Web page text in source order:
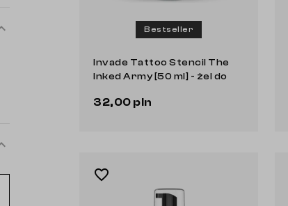
Bestseller
Invade Tattoo Stencil The
Inked Army [50 ml] - żel do
32,00 plnDo koszyka
favorite_border